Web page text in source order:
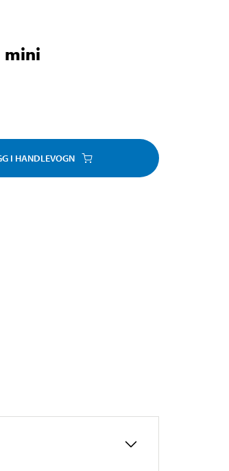
I HANDLEVOGN